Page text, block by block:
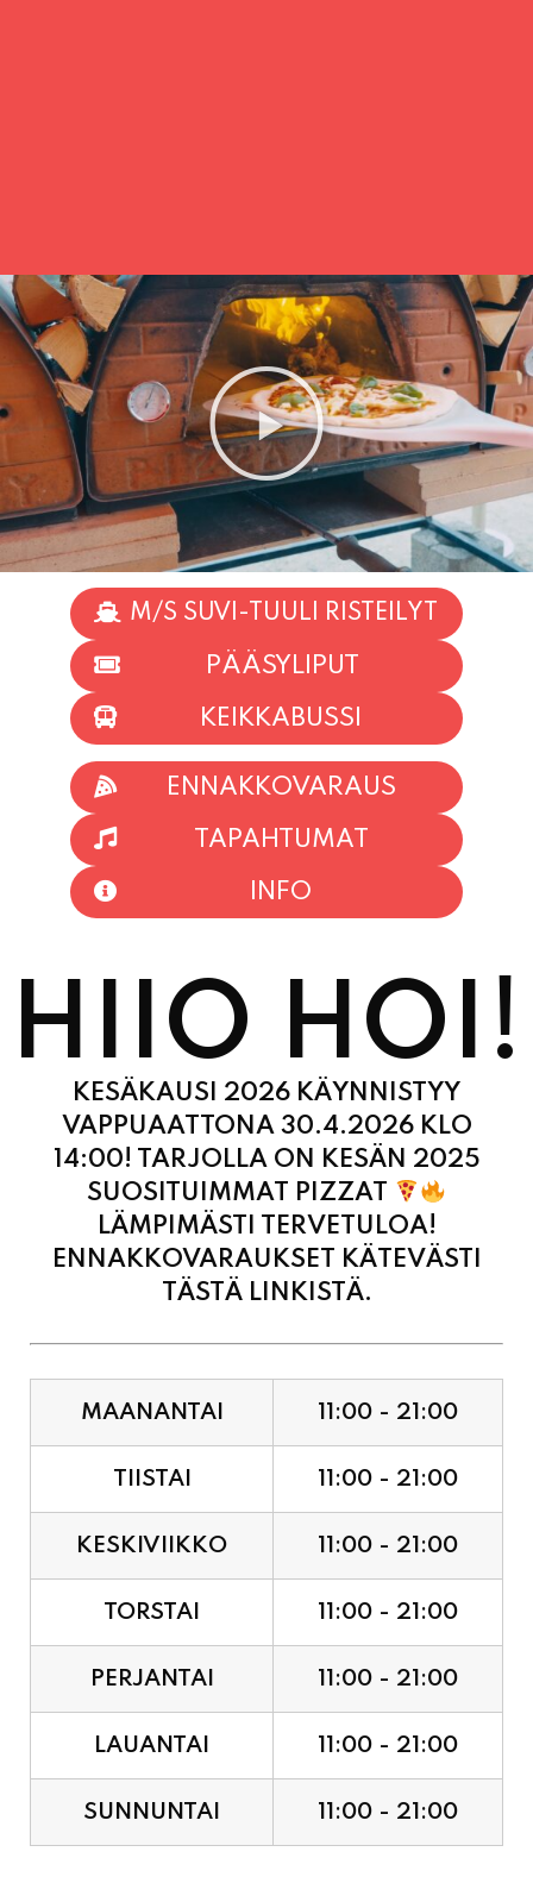
M/S SUVI-TUULI RISTEILYT
PÄÄSYLIPUT
KEIKKABUSSI
ENNAKKOVARAUS
TAPAHTUMAT
INFO
HIIO HOI!
KESÄKAUSI 2026 KÄYNNISTYY
VAPPUAATTONA 30.4.2026 KLO
14:00! TARJOLLA ON KESÄN 2025
SUOSITUIMMAT PIZZAT
LÄMPIMÄSTI TERVETULOA!
ENNAKKOVARAUKSET KÄTEVÄSTI
TÄSTÄ LINKISTÄ.
MAANANTAI 11:00 - 21:00
TIISTAI 11:00 - 21:00
KESKIVIIKKO 11:00 - 21:00
TORSTAI 11:00 - 21:00
PERJANTAI 11:00 - 21:00
LAUANTAI 11:00 - 21:00
SUNNUNTAI 11:00 - 21:00